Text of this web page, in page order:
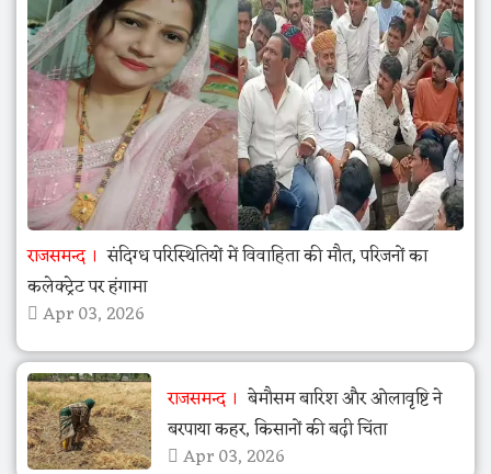
राजसमन्द
संदिग्ध परिस्थितियों में विवाहिता की मौत, परिजनों का
कलेक्ट्रेट पर हंगामा
Apr 03, 2026
राजसमन्द
बेमौसम बारिश और ओलावृष्टि ने
बरपाया कहर, किसानों की बढ़ी चिंता
Apr 03, 2026